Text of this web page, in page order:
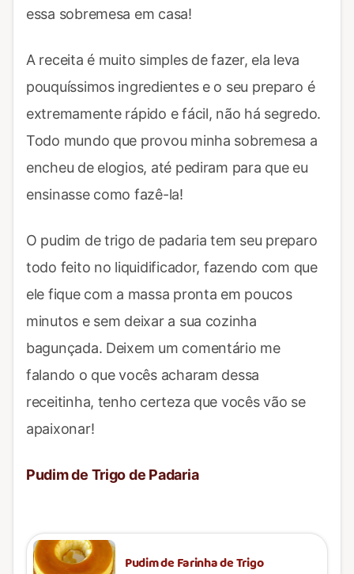
essa sobremesa em casa!
A receita é muito simples de fazer, ela leva
pouquíssimos ingredientes e o seu preparo é
extremamente rápido e fácil, não há segredo.
Todo mundo que provou minha sobremesa a
encheu de elogios, até pediram para que eu
ensinasse como fazê-la!
O pudim de trigo de padaria tem seu preparo
todo feito no liquidificador, fazendo com que
ele fique com a massa pronta em poucos
minutos e sem deixar a sua cozinha
bagunçada. Deixem um comentário me
falando o que vocês acharam dessa
receitinha, tenho certeza que vocês vão se
apaixonar!
Pudim de Trigo de Padaria
Pudim de Farinha de Trigo